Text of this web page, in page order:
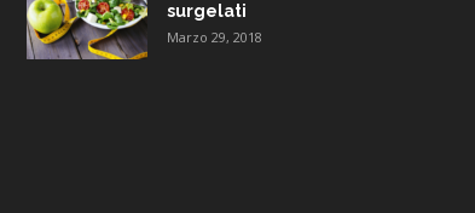
surgelati
Marzo 29, 2018